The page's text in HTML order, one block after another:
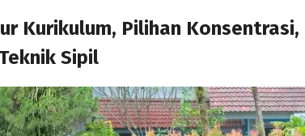
Kurikulum, Pilihan
Sipil